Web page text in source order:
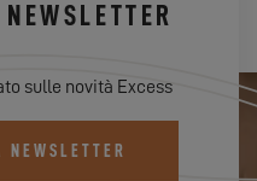
sulle novità Excess